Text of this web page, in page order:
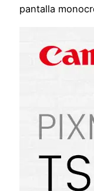
pantalla